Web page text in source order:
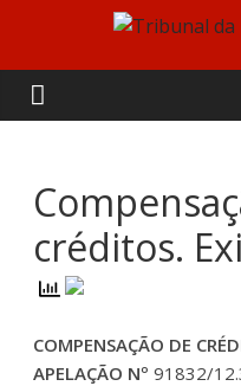
content
Tribunal
da
Relação
de
Coimbra
créditos.
COMPENSAÇÃO DE
APELAÇÃO Nº91832/